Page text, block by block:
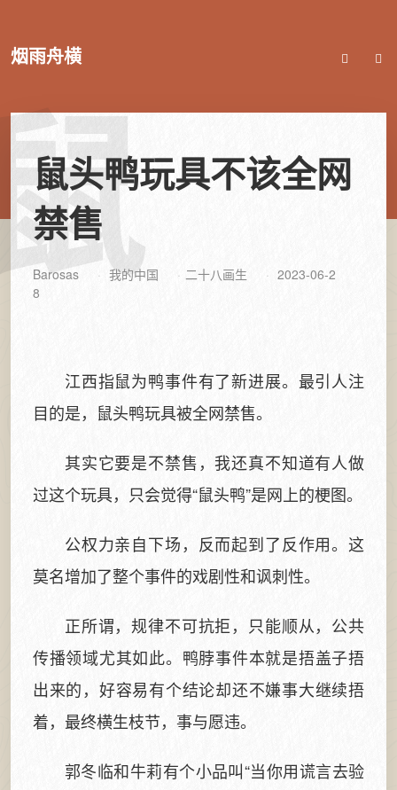
烟雨舟横
鼠头鸭玩具不该全网
禁售
Barosas 我的中国 二十八画生
2023-06-2
8
江西指鼠为鸭事件有了新进展。最引人注
目的是，鼠头鸭玩具被全网禁售。
其实它要是不禁售，我还真不知道有人做
过这个玩具，只会觉得“鼠头鸭”是网上的梗图。
公权力亲自下场，反而起到了反作用。这
莫名增加了整个事件的戏剧性和讽刺性。
正所谓，规律不可抗拒，只能顺从，公共
传播领域尤其如此。鸭脖事件本就是捂盖子捂
出来的，好容易有个结论却还不嫌事大继续捂
着，最终横生枝节，事与愿违。
郭冬临和牛莉有个小品叫“当你用谎言去验